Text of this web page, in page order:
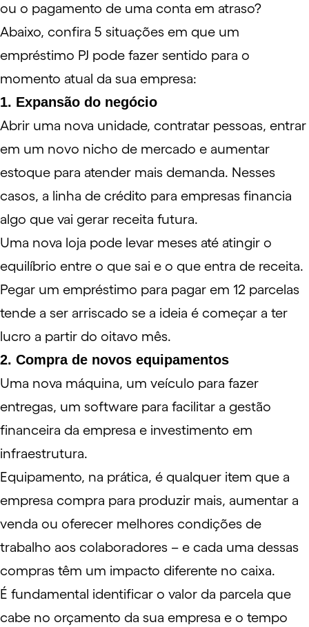
ou o pagamento de uma conta em atraso?
Abaixo, confira 5 situações em que um
empréstimo PJ pode fazer sentido para o
momento atual da sua empresa:
1. Expansão do negócio
Abrir uma nova unidade, contratar pessoas, entrar
em um novo nicho de mercado e aumentar
estoque para atender mais demanda. Nesses
casos, a linha de crédito para empresas financia
algo que vai gerar receita futura.
Uma nova loja pode levar meses até atingir o
equilíbrio entre o que sai e o que entra de receita.
Pegar um empréstimo para pagar em 12 parcelas
tende a ser arriscado se a ideia é começar a ter
lucro a partir do oitavo mês.
2. Compra de novos equipamentos
Uma nova máquina, um veículo para fazer
entregas, um software para facilitar a gestão
financeira da empresa e investimento em
infraestrutura.
Equipamento, na prática, é qualquer item que a
empresa compra para produzir mais, aumentar a
venda ou oferecer melhores condições de
trabalho aos colaboradores – e cada uma dessas
compras têm um impacto diferente no caixa.
É fundamental identificar o valor da parcela que
cabe no orçamento da sua empresa e o tempo